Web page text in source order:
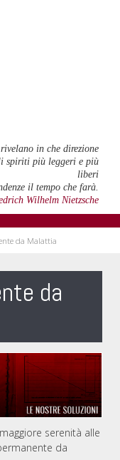
in che direzione
spiriti più leggeri e più
liberi
il tempo che farà.
Wilhelm Nietzsche
da Malattia
da
serenità alle
da